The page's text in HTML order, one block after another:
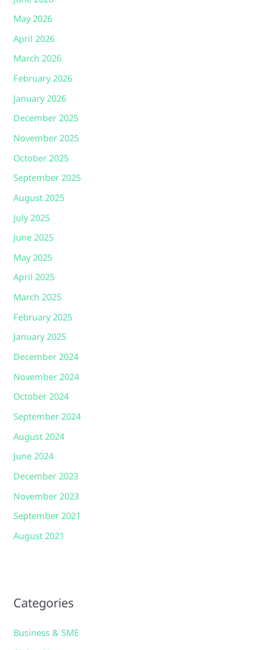
May 2026
April 2026
March 2026
February 2026
January 2026
December 2025
November 2025
October 2025
September 2025
August 2025
July 2025
June 2025
May 2025
April 2025
March 2025
February 2025
January 2025
December 2024
November 2024
October 2024
September 2024
August 2024
June 2024
December 2023
November 2023
September 2021
August 2021
Categories
Business & SME